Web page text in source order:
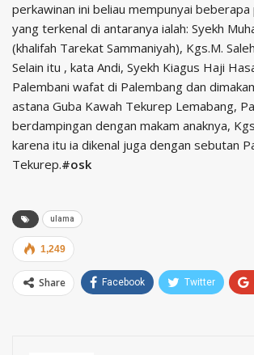
perkawinan ini beliau mempunyai
yang terkenal di antaranya ialah: Syekh
(khalifah Tarekat Sammaniyah), Kgs.M.
Selain itu , kata Andi, Syekh Kiagus Haji
Palembani wafat di Palembang dan
astana Guba Kawah Tekurep Lemabang,
berdampingan dengan makam anaknya,
karena itu ia dikenal juga dengan sebutan
Tekurep.#osk
ulama
1,249
Share Facebook Twitter